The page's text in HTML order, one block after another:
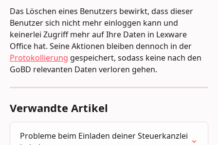
Das Löschen eines Benutzers bewirkt, dass dieser
Benutzer sich nicht mehr einloggen kann und
keinerlei Zugriff mehr auf Ihre Daten in Lexware
Office hat. Seine Aktionen bleiben dennoch in der
Protokollierung gespeichert, sodass keine nach den
GoBD relevanten Daten verloren gehen.
Verwandte Artikel
Probleme beim Einladen deiner Steuerkanzlei